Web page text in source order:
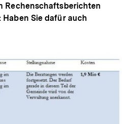
Rechenschaftsberichten
Sie dafür auch